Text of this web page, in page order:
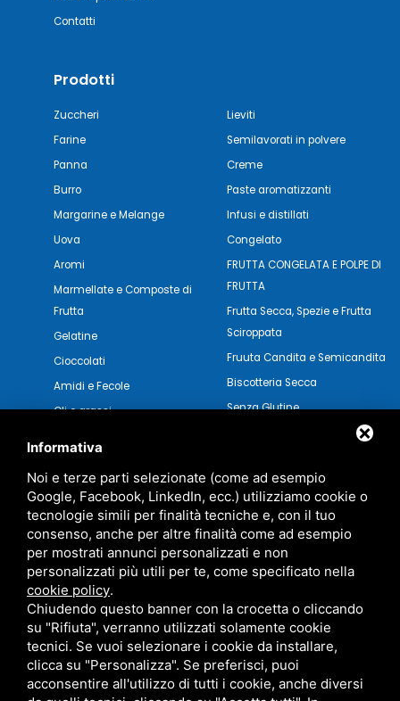
Contatti
Prodotti
Zuccheri
Farine
Panna
Burro
Margarine e Melange
Uova
Aromi
Marmellate e Composte di
Frutta
Gelatine
Cioccolati
Amidi e Fecole
Oli e grassi
Lieviti
Semilavorati in polvere
Creme
Paste aromatizzanti
Infusi e distillati
Congelato
FRUTTA CONGELATA E POLPE DI
FRUTTA
Frutta Secca, Spezie e Frutta
Sciroppata
Fruuta Candita e Semicandita
Biscotteria Secca
Senza Glutine
MARZOCCHI SRL • P.IVA 01942630383 • PRIVACY • SITEMAP
Informativa
Noi e terze parti selezionate (come ad esempio
Google, Facebook, LinkedIn, ecc.) utilizziamo cookie o
tecnologie simili per finalità tecniche e, con il tuo
consenso, anche per altre finalità come ad esempio
per mostrati annunci personalizzati e non
personalizzati più utili per te, come specificato nella
cookie policy.
Chiudendo questo banner con la crocetta o cliccando
su "Rifiuta", verranno utilizzati solamente cookie
tecnici. Se vuoi selezionare i cookie da installare,
clicca su "Personalizza". Se preferisci, puoi
acconsentire all'utilizzo di tutti i cookie, anche diversi